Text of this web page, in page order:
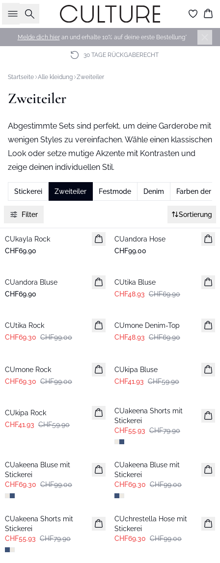
Suche
Melde dich hieran und erhalte 10% auf deine erste Bestellung*
30 TAGE RÜCKGABERECHT
Startseite Alle kleidung Zweiteiler
Zweiteiler
Abgestimmte Sets sind perfekt, um deine Garderobe mit
wenigen Styles zu vereinfachen. Wähle einen klassischen
Look oder setze mutige Akzente mit Kontrasten und
zeige deinen individuellen Stil.
Stickerei Zweiteiler Festmode Denim Farben der
Filter Sortierung
Neuheiten
CUkayla Rock
CHF69.90
Neuheiten
CUandora Hose
CHF99.00
Neuheiten
CUandora Bluse
CHF69.90
CUtika Bluse
CHF48.93 CHF69.90
CUtika Rock
CHF69.30 CHF99.00
CUmone Denim-Top
CHF48.93 CHF69.90
CUmone Rock
CHF69.30 CHF99.00
CUkipa Bluse
CHF41.93 CHF59.90
CUkipa Rock
CHF41.93 CHF59.90
CUakeena Shorts mit
Stickerei
CHF55.93 CHF79.90
CUakeena Bluse mit
Stickerei
CHF69.30 CHF99.00
-30%
CUakeena Bluse mit
Stickerei
CHF69.30 CHF99.00
-30%
CUakeena Shorts mit
Stickerei
CHF55.93 CHF79.90
-30%
CUchrestella Hose mit
Stickerei
CHF69.30 CHF99.00
-30%